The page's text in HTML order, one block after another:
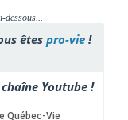
dessous...
êtes pro-vie !
Youtube !